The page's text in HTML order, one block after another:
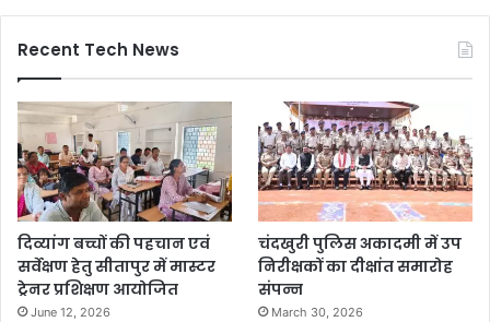
Recent Tech News
दिव्यांग बच्चों की पहचान एवं
सर्वेक्षण हेतु सीतापुर में मास्टर
ट्रेनर प्रशिक्षण आयोजित
June 12, 2026
चंदखुरी पुलिस अकादमी में उप
निरीक्षकों का दीक्षांत समारोह
संपन्न
March 30, 2026